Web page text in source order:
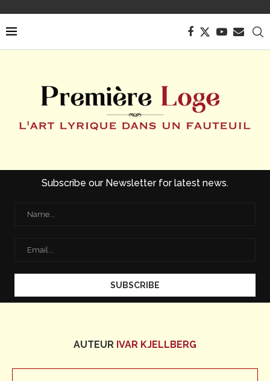
Subscribe our Newsletter for latest news.
AUTEUR IVAR KJELLBERG